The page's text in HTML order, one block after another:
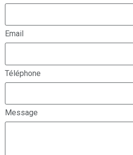
Email
Téléphone
Message